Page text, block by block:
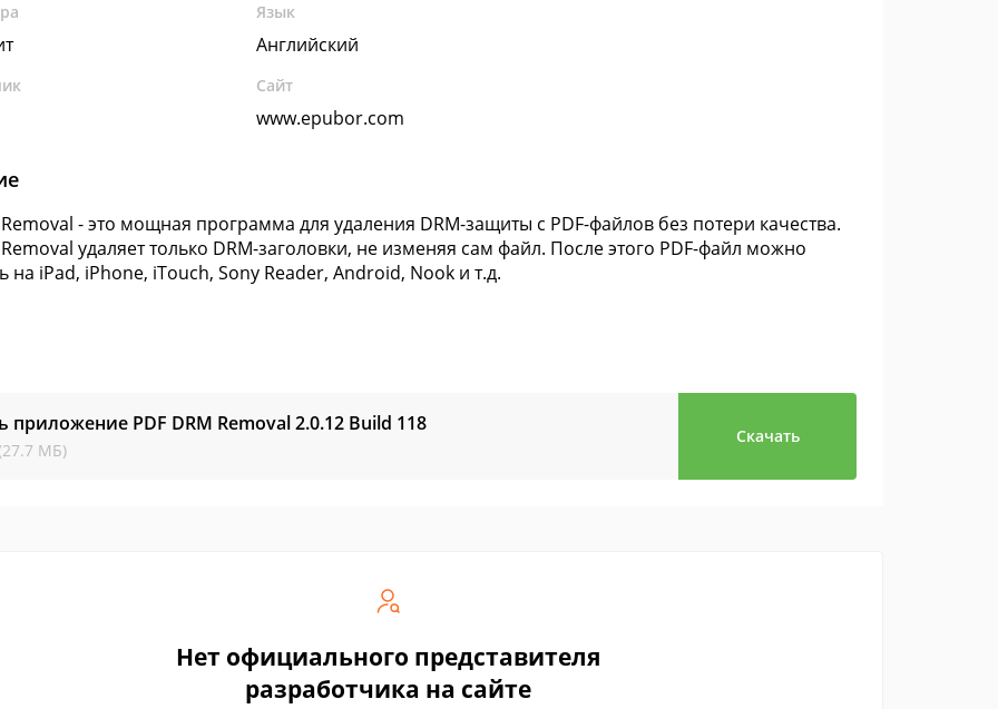
Язык
Английский
Сайт
www.epubor.com
Removal - это мощная программа для удаления DRM-защиты с PDF-файлов без потери качества.
Removal удаляет только DRM-заголовки, не изменяя сам файл. После этого PDF-файл можно
на iPad, iPhone, iTouch, Sony Reader, Android, Nook и т.д.
приложение PDF DRM Removal2.0.12 Build 118
МБ)
Скачать
Нет официального представителя
разработчика на сайте